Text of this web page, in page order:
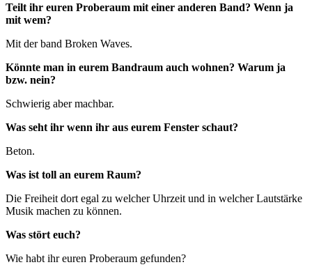
Teilt ihr euren Proberaum mit einer anderen Band? Wenn ja
mit wem?
Mit der band Broken Waves.
Könnte man in eurem Bandraum auch wohnen? Warum ja
bzw. nein?
Schwierig aber machbar.
Was seht ihr wenn ihr aus eurem Fenster schaut?
Beton.
Was ist toll an eurem Raum?
Die Freiheit dort egal zu welcher Uhrzeit und in welcher Lautstärke
Musik machen zu können.
Was stört euch?
Wie habt ihr euren Proberaum gefunden?